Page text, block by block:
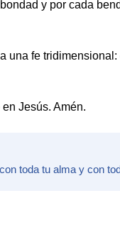
y por cada
una fe
Jesús. Amén.
toda tu alma y con